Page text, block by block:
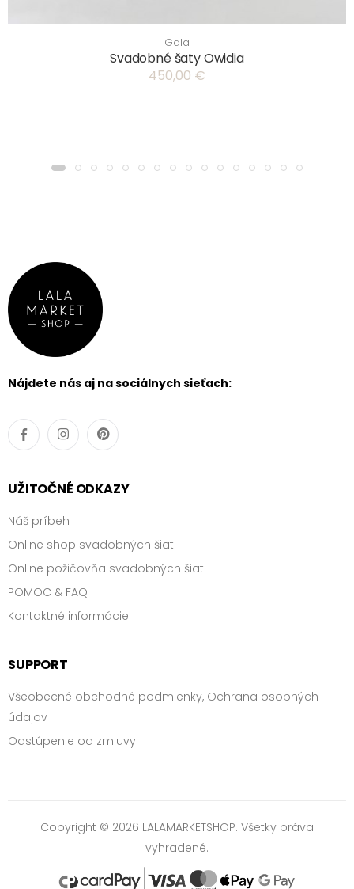
Gala
Svadobné šaty Owidia
450,00 €
Nájdete nás aj na sociálnych sieťach:
UŽITOČNÉ ODKAZY
Náš príbeh
Online shop svadobných šiat
Online požičovňa svadobných šiat
POMOC & FAQ
Kontaktné informácie
SUPPORT
Všeobecné obchodné podmienky, Ochrana osobných
údajov
Odstúpenie od zmluvy
Copyright © 2026 LALAMARKETSHOP. Všetky práva
vyhradené.